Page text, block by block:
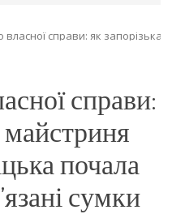
власної справи: як запорізька
справи:
майстриня
почала
сумки